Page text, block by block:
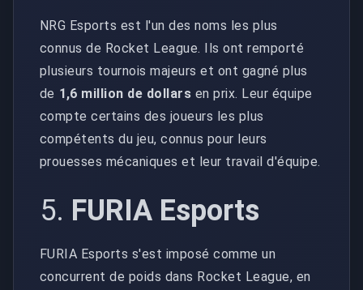
NRG Esports est l'un des noms les plus
connus de Rocket League. Ils ont remporté
plusieurs tournois majeurs et ont gagné plus
de 1,6 million de dollars en prix. Leur équipe
compte certains des joueurs les plus
compétents du jeu, connus pour leurs
prouesses mécaniques et leur travail d'équipe.
5. FURIA Esports
FURIA Esports s'est imposé comme un
concurrent de poids dans Rocket League, en